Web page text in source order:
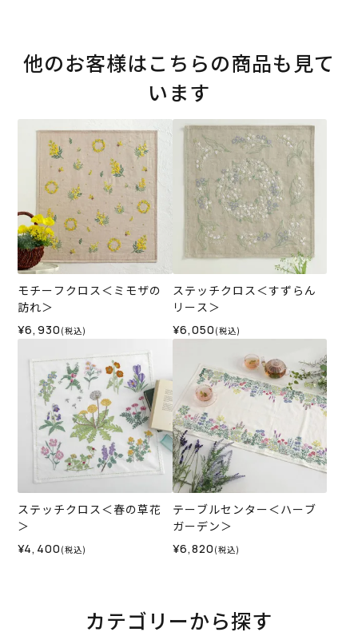
他のお客様はこちらの商品も見て
います
モチーフクロス＜ミモザの
訪れ＞
¥6,930 (税込)
ステッチクロス＜すずらん
リース＞
¥6,050 (税込)
ステッチクロス＜春の草花
＞
¥4,400 (税込)
テーブルセンター＜ハーブ
ガーデン＞
¥6,820 (税込)
カテゴリーから探す